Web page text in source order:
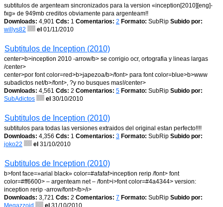
subtitulos de argenteam sincronizados para la version «inception[2010][eng]-
fxg» de 949mb creditos obviamente para argenteam!!
Downloads: 4,901 Cds: 1 Comentarios: 2 Formato: SubRip Subido por:
willys82
el 01/11/2010
Subtitulos de Inception (2010)
center>b>inception 2010 -arrow/b> se corrigio ocr, ortografia y lineas largas
/center>
center>por font color=red>b>japezoa/b>/font> para font color=blue>b>www
subadictos net/b>/font>, ?y no busques mas!/center>
Downloads: 4,561 Cds: 2 Comentarios: 5 Formato: SubRip Subido por:
SubAdictos
el 30/10/2010
Subtitulos de Inception (2010)
subtitulos para todas las versiones extraidos del original estan perfecto!!!!
Downloads: 4,356 Cds: 1 Comentarios: 3 Formato: SubRip Subido por:
joko22
el 31/10/2010
Subtitulos de Inception (2010)
b>font face=»arial black» color=#afafaf>inception rerip /font> font
color=#ff6600> – argenteam net – /font>i>font color=#4a4344> version:
inception rerip -arrow/font>/b>/i>
Downloads: 3,721 Cds: 2 Comentarios: 7 Formato: SubRip Subido por:
Megazzoid
el 31/10/2010